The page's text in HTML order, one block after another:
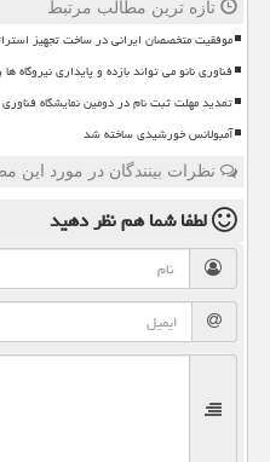
تازه ترین مطالب مرتبط
موفقیت متخصصان ایرانی در ساخت تجهیز
فناوری نانو می تواند بازده و پایداری نیروگاه
تمدید مهلت ثبت نام در دومین نمایشگاه
آمبولانس خورشیدی ساخته شد
نظرات بینندگان در مورد این
لطفا شما همنظر دهید